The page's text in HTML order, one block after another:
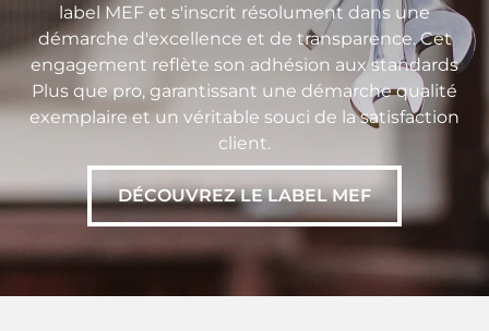
label MEF et s'inscrit résolument dans une
démarche d'excellence et de transparence. Cet
engagement reflète son adhésion aux standards
Plus que pro, garantissant une démarche qualité
exemplaire et un véritable souci de la satisfaction
client.
DÉCOUVREZ LE LABEL MEF